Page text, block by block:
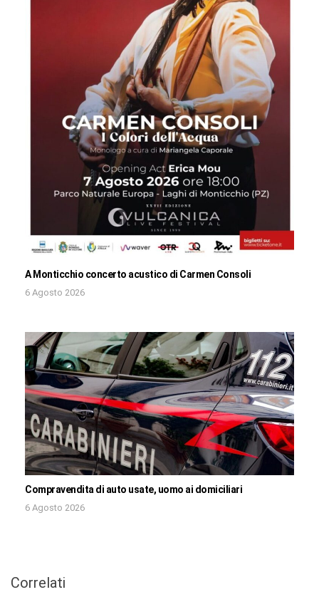
A Monticchio concerto acustico di Carmen Consoli
6 Agosto 2026
Compravendita di auto usate, uomo ai domiciliari
6 Agosto 2026
Correlati